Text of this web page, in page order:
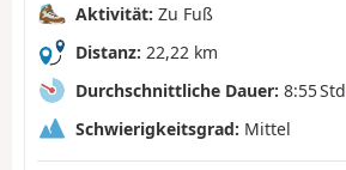
Aktivität: Zu Fuß
Distanz: 22,22 km
Durchschnittliche Dauer: 8:55
Schwierigkeitsgrad: Mittel